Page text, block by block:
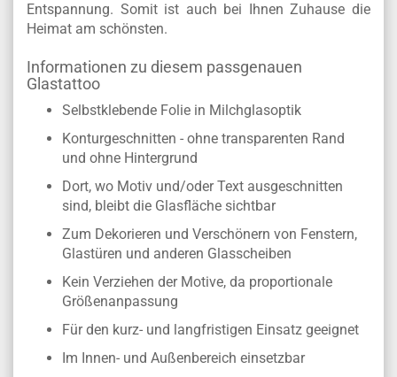
Entspannung. Somit ist auch bei Ihnen Zuhause die
Heimat am schönsten.
Informationen zu diesem passgenauen
Glastattoo
Selbstklebende Folie in Milchglasoptik
Konturgeschnitten - ohne transparenten Rand
und ohne Hintergrund
Dort, wo Motiv und/oder Text ausgeschnitten
sind, bleibt die Glasfläche sichtbar
Zum Dekorieren und Verschönern von Fenstern,
Glastüren und anderen Glasscheiben
Kein Verziehen der Motive, da proportionale
Größenanpassung
Für den kurz- und langfristigen Einsatz geeignet
Im Innen- und Außenbereich einsetzbar